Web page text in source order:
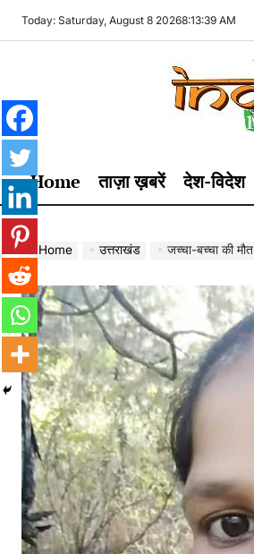
Today: Saturday, August 8 20268:13:40 AM
India121
Home ताज़ा ख़बरें देश-विदेश
Home उत्तराखंड जच्चा-बच्चा की